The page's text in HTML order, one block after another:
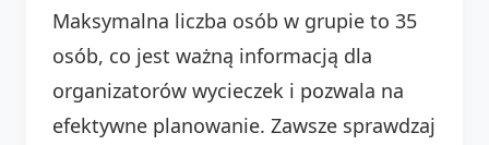
Maksymalna liczba osób w grupie to 35
osób, co jest ważną informacją dla
organizatorów wycieczek i pozwala na
efektywne planowanie. Zawsze sprawdzaj